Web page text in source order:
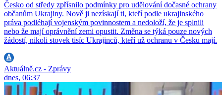
Česko od středy zpřísnilo podmínky pro udělování dočasné ochrany
občanům Ukrajiny. Nově ji nezískají ti, kteří podle ukrajinského
práva podléhají vojenským povinnostem a nedoloží, že je splnili
nebo že mají oprávnění zemi opustit. Změna se týká pouze nových
žádostí, nikoli stovek tisíc Ukrajinců, kteří už ochranu v Česku mají.
Aktuálně.cz - Zprávy
dnes, 06:37